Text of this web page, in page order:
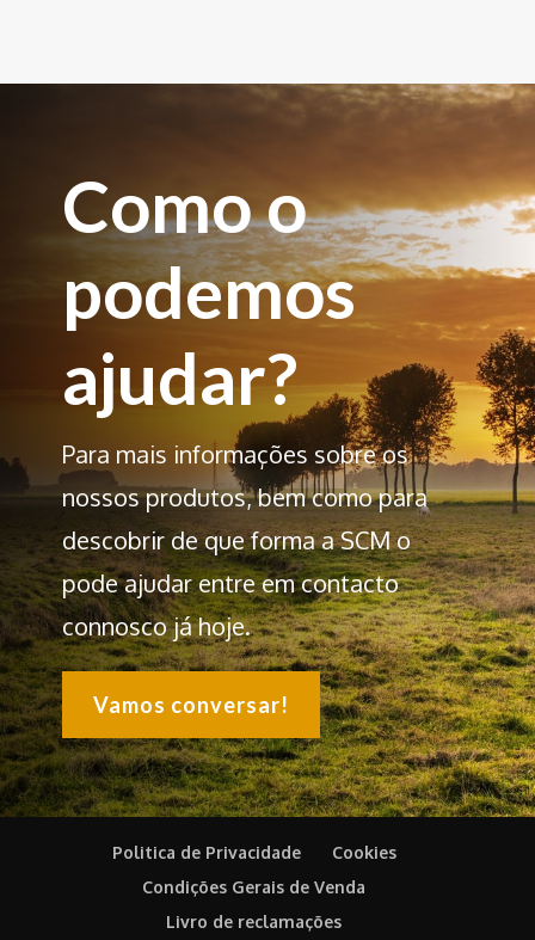
Como o
podemos
ajudar?
Para mais informações sobre os
nossos produtos, bem como para
descobrir de que forma a SCM o
pode ajudar entre em contacto
connosco já hoje.
Vamos conversar!
Politica de Privacidade
Cookies
Condições Gerais de Venda
Livro de reclamações